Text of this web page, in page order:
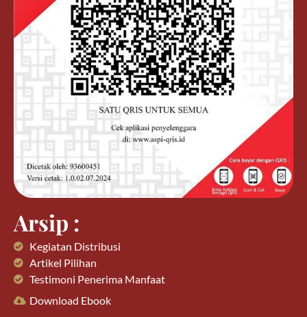
Arsip :
Kegiatan Distribusi
Artikel Pilihan
Testimoni Penerima Manfaat
Download Ebook